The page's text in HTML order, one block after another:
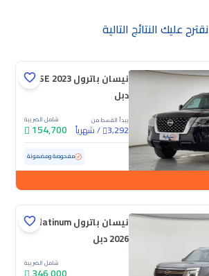
نقترح عليك النتائج التالية
نيسان باترول SE 2023
دبل
يبدأ القسط من
3,292
/شهرياً
شامل الضريبة
154,700
مفحوصة ومضمونة
نيسان باترول Platinum
2026 دبل
شامل الضريبة